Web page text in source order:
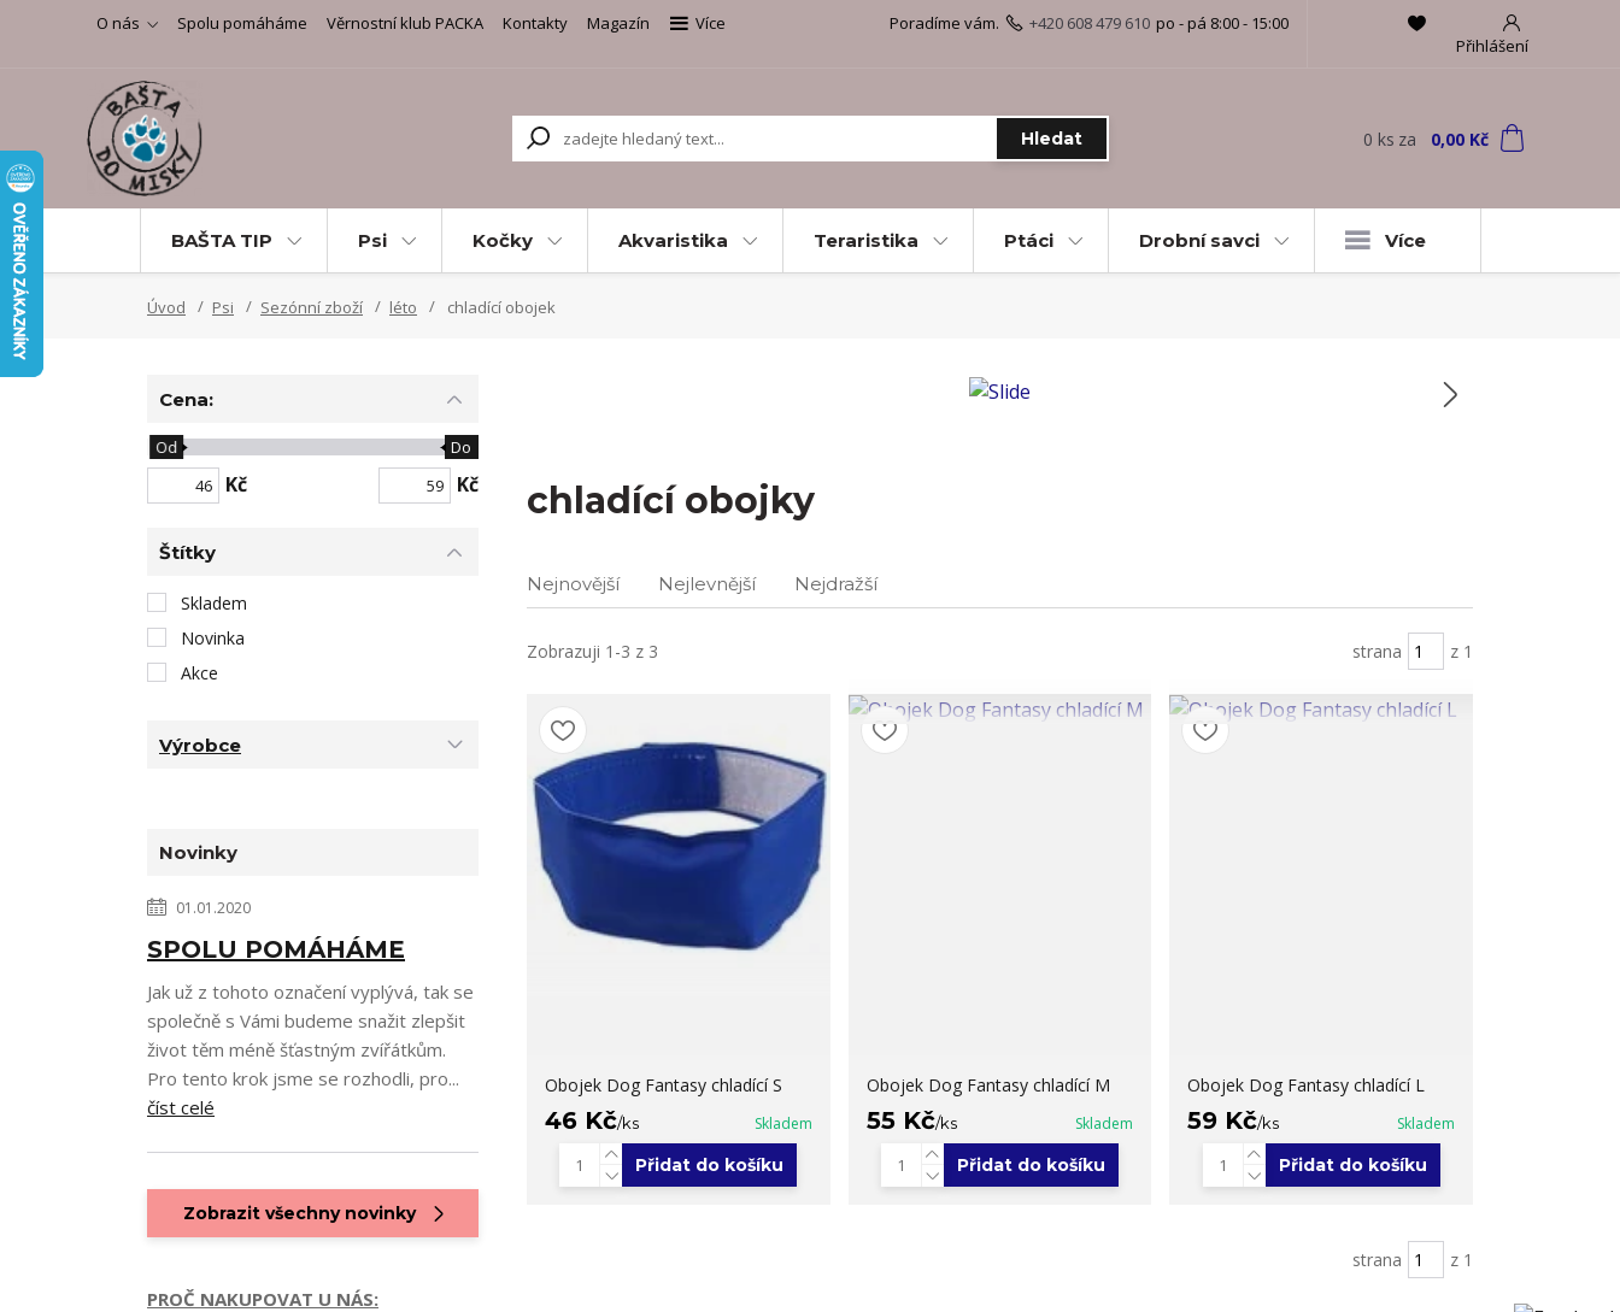
O nás Spolu pomáháme Věrnostní klub PACKA Kontakty Magazín
Více
Přihlášení
Hledat
Poradíme vám. +420 608 479 610 po - pá 8:00 - 15:00
0 ks za 0,00 Kč
BAŠTA TIP Psi Kočky Akvaristika Teraristika Ptáci Drobní savci Více
Úvod Psi Sezónní zboží léto chladící obojek
chladící obojky
Nejnovější Nejlevnější Nejdražší
Zobrazuji 1-3 z 3 strana z 1
Obojek Dog Fantasy chladící S
46 Kč/ks Skladem
Přidat do košíku
Obojek Dog Fantasy chladící M
55 Kč/ks Skladem
Přidat do košíku
Obojek Dog Fantasy chladící L
59 Kč/ks Skladem
Přidat do košíku
strana z 1
Cena:
Kč
Od Do
Kč
Štítky
Skladem
Novinka
Akce
Výrobce
Novinky
01.01.2020
SPOLU POMÁHÁME
Jak už z tohoto označení vyplývá, tak se
společně s Vámi budeme snažit zlepšit
život těm méně šťastným zvířátkům.
Pro tento krok jsme se rozhodli, pro...
číst celé
Zobrazit všechny novinky
PROČ NAKUPOVAT U NÁS: